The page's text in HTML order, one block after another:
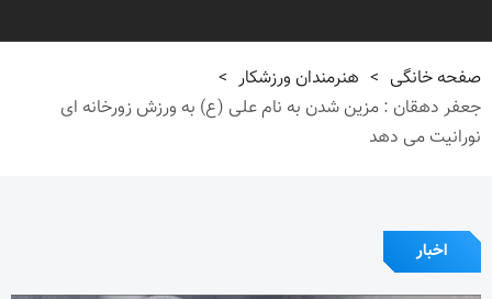
صفحه خانگی > هنرمندان ورزشکار >
جعفر دهقان : مزین شدن به نام علی (ع) به ورزش زورخانه ای
نورانیت می دهد
اخبار